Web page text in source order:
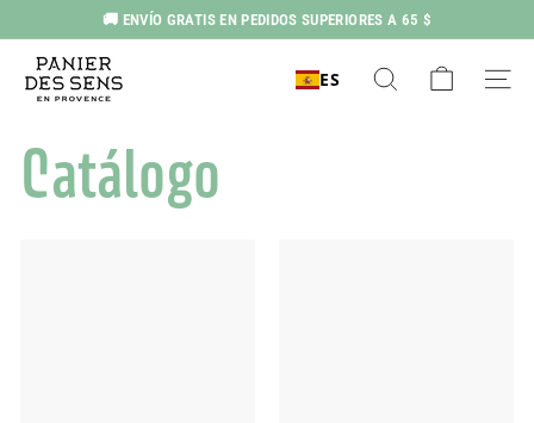
al
contenido
Pausar
presentación
🚚 ENVÍO GRATIS EN PEDIDOS SUPERIORES A 65 $
a
i
e
ES Buscar en
Catálogo